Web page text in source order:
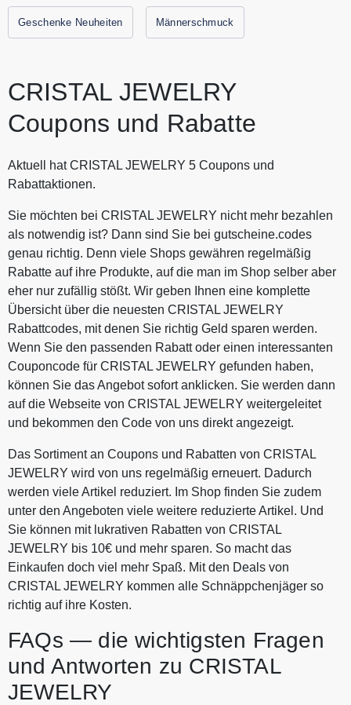
Geschenke Neuheiten Männerschmuck
CRISTAL JEWELRY
Coupons und Rabatte
Aktuell hat CRISTAL JEWELRY 5 Coupons und
Rabattaktionen.
Sie möchten bei CRISTAL JEWELRY nicht mehr bezahlen
als notwendig ist? Dann sind Sie bei gutscheine.codes
genau richtig. Denn viele Shops gewähren regelmäßig
Rabatte auf ihre Produkte, auf die man im Shop selber aber
eher nur zufällig stößt. Wir geben Ihnen eine komplette
Übersicht über die neuesten CRISTAL JEWELRY
Rabattcodes, mit denen Sie richtig Geld sparen werden.
Wenn Sie den passenden Rabatt oder einen interessanten
Couponcode für CRISTAL JEWELRY gefunden haben,
können Sie das Angebot sofort anklicken. Sie werden dann
auf die Webseite von CRISTAL JEWELRY weitergeleitet
und bekommen den Code von uns direkt angezeigt.
Das Sortiment an Coupons und Rabatten von CRISTAL
JEWELRY wird von uns regelmäßig erneuert. Dadurch
werden viele Artikel reduziert. Im Shop finden Sie zudem
unter den Angeboten viele weitere reduzierte Artikel. Und
Sie können mit lukrativen Rabatten von CRISTAL
JEWELRY bis 10€ und mehr sparen. So macht das
Einkaufen doch viel mehr Spaß. Mit den Deals von
CRISTAL JEWELRY kommen alle Schnäppchenjäger so
richtig auf ihre Kosten.
FAQs — die wichtigsten Fragen
und Antworten zu CRISTAL
JEWELRY